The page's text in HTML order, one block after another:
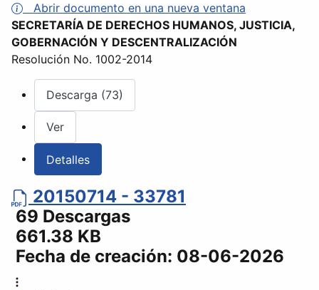
Abrir documento en una nueva ventana
SECRETARÍA DE DERECHOS HUMANOS, JUSTICIA,
GOBERNACIÓN Y DESCENTRALIZACIÓN
Resolución No. 1002-2014
Descarga (73)
Ver
Detalles
20150714 - 33781
69 Descargas
661.38 KB
Fecha de creación: 08-06-2026